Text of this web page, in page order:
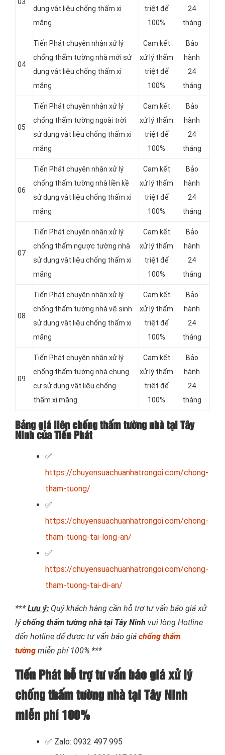
dụng vật liệu chống thấm xi
măng
triệt để
100%
24
tháng
04
Tiến Phát chuyên nhận xử lý
chống thấm tường nhà mới sử
dụng vật liệu chống thấm xi
măng
Cam kết
xử lý thấm
triệt để
100%
Bảo
hành
24
tháng
05
Tiến Phát chuyên nhận xử lý
chống thấm tường ngoài trời
sử dụng vật liệu chống thấm xi
măng
Cam kết
xử lý thấm
triệt để
100%
Bảo
hành
24
tháng
06
Tiến Phát chuyên nhận xử lý
chống thấm tường nhà liền kề
sử dụng vật liệu chống thấm xi
măng
Cam kết
xử lý thấm
triệt để
100%
Bảo
hành
24
tháng
07
Tiến Phát chuyên nhận xử lý
chống thấm ngược tường nhà
sử dụng vật liệu chống thấm xi
măng
Cam kết
xử lý thấm
triệt để
100%
Bảo
hành
24
tháng
08
Tiến Phát chuyên nhận xử lý
chống thấm tường nhà vệ sinh
sử dụng vật liệu chống thấm xi
măng
Cam kết
xử lý thấm
triệt để
100%
Bảo
hành
24
tháng
09
Tiến Phát chuyên nhận xử lý
chống thấm tường nhà chung
cư sử dụng vật liệu chống
thấm xi măng
Cam kết
xử lý thấm
triệt để
100%
Bảo
hành
24
tháng
Bảng giá liên chống thấm tường nhà tại Tây
Ninh của Tiến Phát
✅
https://chuyensuachuanhatrongoi.com/chong-
tham-tuong/
✅
https://chuyensuachuanhatrongoi.com/chong-
tham-tuong-tai-long-an/
✅
https://chuyensuachuanhatrongoi.com/chong-
tham-tuong-tai-di-an/
*** Lưu ý: Quý khách hàng cần hỗ trợ tư vấn báo giá xử
lýchống thấm tường nhà tại Tây Ninh vui lòng Hotline
đến hotline để được tư vấn báo giá chống thấm
tường miễn phí 100%.***
Tiến Phát hỗ trợ tư vấn báo giá xử lý
chống thấm tường nhà tại Tây Ninh
miễn phí 100%
✅ Zalo: 0932 497 995